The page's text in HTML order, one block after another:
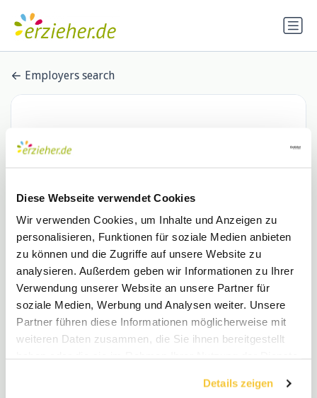
Diese Webseite verwendet Cookies
Wir verwenden Cookies, um Inhalte und Anzeigen zu
personalisieren, Funktionen für soziale Medien anbieten
zu können und die Zugriffe auf unsere Website zu
analysieren. Außerdem geben wir Informationen zu Ihrer
Verwendung unserer Website an unsere Partner für
soziale Medien, Werbung und Analysen weiter. Unsere
Partner führen diese Informationen möglicherweise mit
weiteren Daten zusammen, die Sie ihnen bereitgestellt
Details zeigen
Employers search
Verbandsgemeindeverwaltung
Freinsheim
0 Stellenangebote